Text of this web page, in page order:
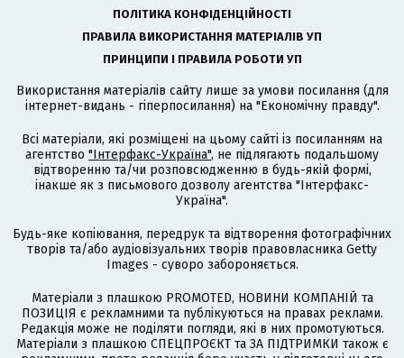
ПОЛІТИКА КОНФІДЕНЦІЙНОСТІ
ПРАВИЛА ВИКОРИСТАННЯ МАТЕРІАЛІВ УП
ПРИНЦИПИ І ПРАВИЛА РОБОТИ УП
Використання матеріалів сайту лише за умови посилання (для
інтернет-видань - гіперпосилання) на "Економічну правду".
Всі матеріали, які розміщені на цьому сайті із посиланням на
агентство "Інтерфакс-Україна", не підлягають подальшому
відтворенню та/чи розповсюдженню в будь-якій формі,
інакше як з письмового дозволу агентства "Інтерфакс-
Україна".
Будь-яке копіювання, передрук та відтворення фотографічних
творів та/або аудіовізуальних творів правовласника Getty
Images - суворо забороняється.
Матеріали з плашкою PROMOTED, НОВИНИ КОМПАНІЙ та
ПОЗИЦІЯ є рекламними та публікуються на правах реклами.
Редакція може не поділяти погляди, які в них промотуються.
Матеріали з плашкою СПЕЦПРОЄКТ та ЗА ПІДТРИМКИ також є